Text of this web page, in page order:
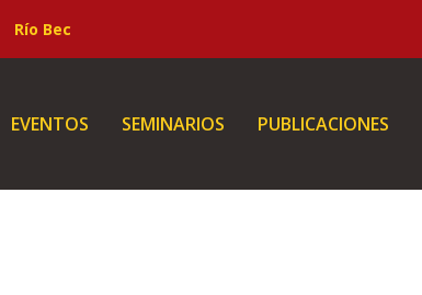
Río Bec
EVENTOS SEMINARIOS PUBLICACIONES